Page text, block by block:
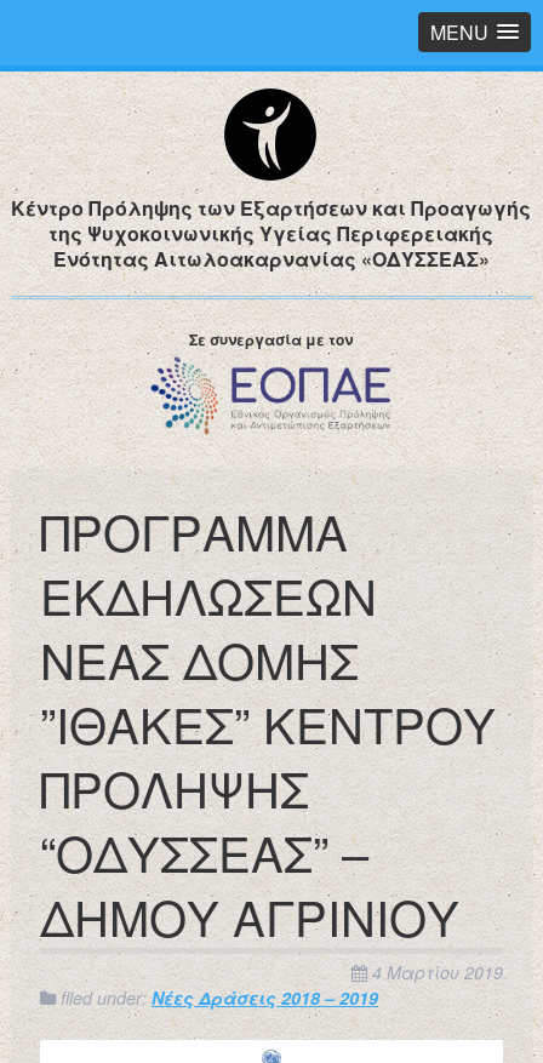
MENU
Κέντρο Πρόληψης των Εξαρτήσεων και Προαγωγής
της Ψυχοκοινωνικής Υγείας Περιφερειακής
Ενότητας Αιτωλοακαρνανίας «ΟΔΥΣΣΕΑΣ»
Σε συνεργασία με τον
ΠΡΟΓΡΑΜΜΑ
ΕΚΔΗΛΩΣΕΩΝ
ΝΕΑΣ ΔΟΜΗΣ
”ΙΘΑΚΕΣ” ΚΕΝΤΡΟΥ
ΠΡΟΛΗΨΗΣ
“ΟΔΥΣΣΕΑΣ” –
ΔΗΜΟΥ ΑΓΡΙΝΙΟΥ
4 Μαρτίου 2019
filed under: Νέες Δράσεις 2018 – 2019